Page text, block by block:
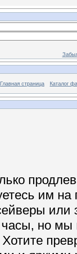
Главная страница Каталог
им
или
но мы